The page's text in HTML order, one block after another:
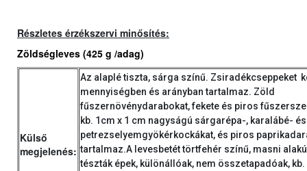
Részletes érzékszervi minősítés:
Zöldségleves (425 g /adag)
Külső
megjelenés:
Az alaplé tiszta, sárga színű. Zsiradékcseppeket
mennyiségben és arányban tartalmaz. Zöld
fűszernövénydarabokat, fekete és piros
kb. 1cm x 1 cm nagyságú sárgarépa-, karalábé- és
petrezselyemgyökérkockákat, és piros
tartalmaz.A levesbetét törtfehér színű, masni
tészták épek, különállóak, nem összetapadóak,